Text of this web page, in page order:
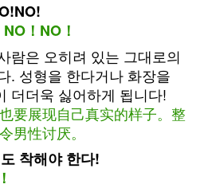
！NO！
람은 오히려 있는 그대로의
. 성형을 한다거나 화장을
더더욱 싫어하게 됩니다!
要展现自己真实的样子。整
男性讨厌。
착해야 한다!